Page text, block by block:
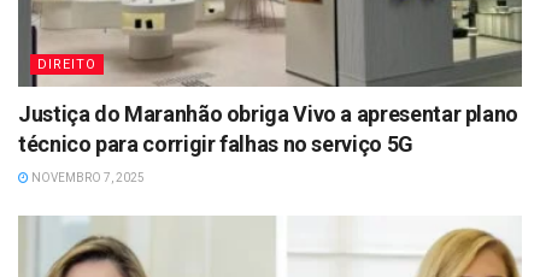
DIREITO
Justiça do Maranhão obriga Vivo a apresentar plano
técnico para corrigir falhas no serviço 5G
NOVEMBRO 7, 2025